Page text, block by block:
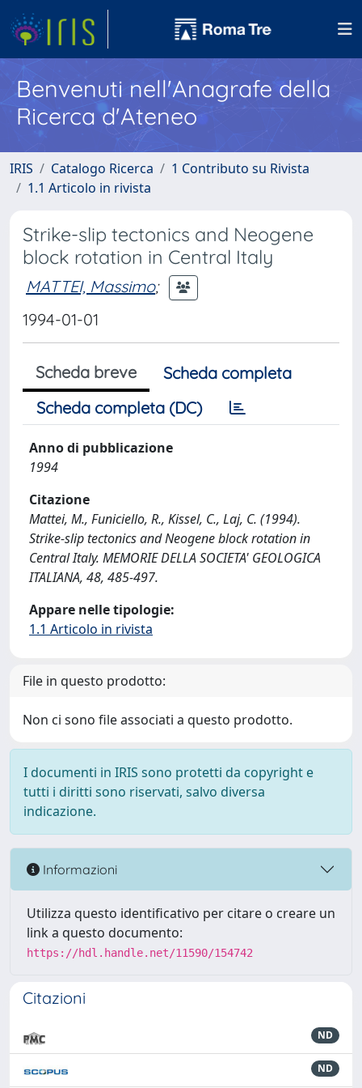
Benvenuti nell'Anagrafe della
Ricerca d'Ateneo
IRIS Catalogo Ricerca
1 Contributo su Rivista
1.1 Articolo in rivista
Strike-slip tectonics and Neogene
block rotation in Central Italy
MATTEI, Massimo;
1994-01-01
Scheda breve
Scheda completa
Scheda completa (DC)
Anno di pubblicazione
1994
Citazione
Mattei, M., Funiciello, R., Kissel, C., Laj, C. (1994).
Strike-slip tectonics and Neogene block rotation in
Central Italy. MEMORIE DELLA SOCIETA' GEOLOGICA
ITALIANA, 48, 485-497.
Appare nelle tipologie:
1.1 Articolo in rivista
File in questo prodotto:
Non ci sono file associati a questo prodotto.
I documenti in IRIS sono protetti da copyright e
tutti i diritti sono riservati, salvo diversa
indicazione.
Informazioni
Utilizza questo identificativo per citare o creare un
link a questo documento:
https://hdl.handle.net/11590/154742
Citazioni
ND
ND